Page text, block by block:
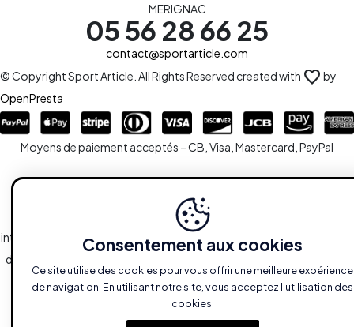
MERIGNAC
05 56 28 66 25
contact@sportarticle.com
© Copyright Sport Article. All Rights Reserved created with favorite by
OpenPresta
Moyens de paiement acceptés – CB, Visa, Mastercard, PayPal
ainsi que l'ensemble des droits y afférents. Toute reproduction,
intégrale ou partielle, est systématiquement soumise à l'autorisation
des propriétaires. Toutefois, les liaisons du type hypertextes vers le
site sont autorisées sans demandes spécifiques.
Consentement aux cookies
Ce site utilise des cookies pour vous offrir une meilleure expérience
de navigation. En utilisant notre site, vous acceptez l'utilisation des
cookies.